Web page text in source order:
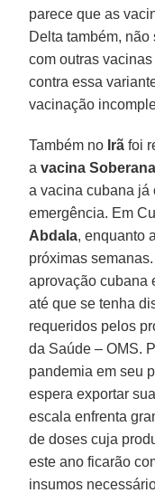
parece que as
Delta também,
com outras
contra essa
vacinação
Também no Irã foi
avacina
a vacina cubana já
emergência. Em
Abdala, enquanto
próximas
aprovação cubana
até que se tenha
requeridos pelos
da Saúde – OMS.
pandemia em seu
espera exportar
escala enfrenta
de doses cuja
este ano ficarão
insumos